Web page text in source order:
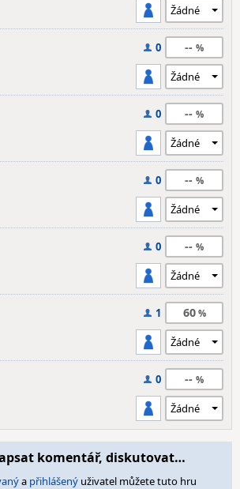
0 --
0 --
0 --
0 --
1 60
0 --
komentář, diskutovat…
a přihlášený uživatel můžete tuto hru